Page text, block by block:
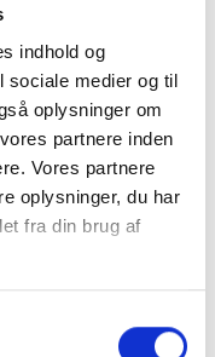
indhold og
sociale medier og til
oplysninger om
partnere inden
Vores partnere
oplysninger, du har
fra din brug af
-
og